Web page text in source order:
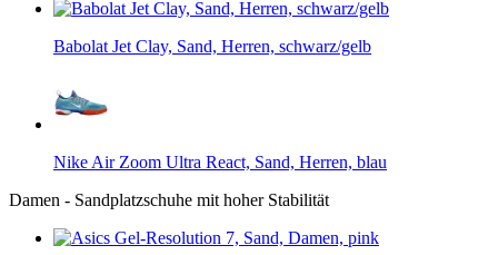
Babolat Jet Clay, Sand, Herren, schwarz/gelb
Nike Air Zoom Ultra React, Sand, Herren, blau
Damen - Sandplatzschuhe mit hoher Stabilität